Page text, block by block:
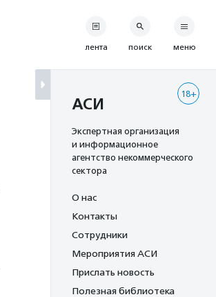
лента поиск меню
18+
АСИ
Экспертная организация
и информационное
агентство некоммерческого
сектора
О нас
Контакты
Сотрудники
Мероприятия АСИ
Прислать новость
Полезная библиотека